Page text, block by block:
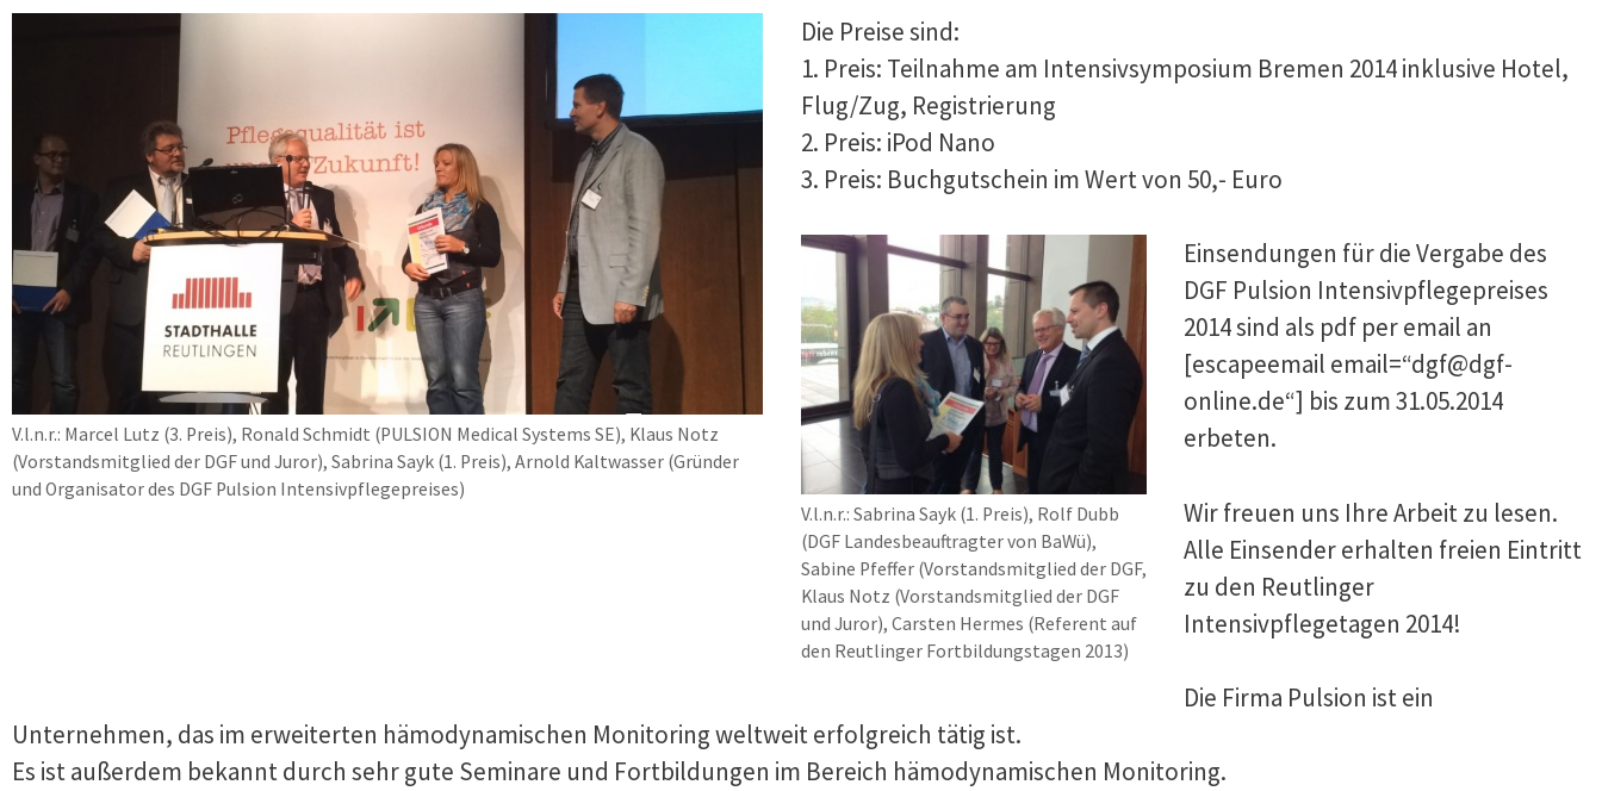
V.l.n.r.: Marcel Lutz (3. Preis), Ronald Schmidt (PULSION Medical Systems SE), Klaus Notz
(Vorstandsmitglied der DGF und Juror), Sabrina Sayk (1. Preis), Arnold Kaltwasser (Gründer
und Organisator des DGF Pulsion Intensivpflegepreises)
Die Preise sind:
1. Preis: Teilnahme am Intensivsymposium Bremen 2014 inklusive Hotel,
Flug/Zug, Registrierung
2. Preis: iPod Nano
3. Preis: Buchgutschein im Wert von 50,- Euro
V.l.n.r.: Sabrina Sayk (1. Preis), Rolf Dubb
(DGF Landesbeauftragter von BaWü),
Sabine Pfeffer (Vorstandsmitglied der DGF,
Klaus Notz (Vorstandsmitglied der DGF
und Juror), Carsten Hermes (Referent auf
den Reutlinger Fortbildungstagen 2013)
Einsendungen für die Vergabe des
DGF Pulsion Intensivpflegepreises
2014 sind als pdf per email an
[escapeemail email=“dgf@dgf-
online.de“] bis zum 31.05.2014
erbeten.
Wir freuen uns Ihre Arbeit zu lesen.
Alle Einsender erhalten freien Eintritt
zu den Reutlinger
Intensivpflegetagen 2014!
Die Firma Pulsion ist ein
Unternehmen, das im erweiterten hämodynamischen Monitoring weltweit erfolgreich tätig ist.
Es ist außerdem bekannt durch sehr gute Seminare und Fortbildungen im Bereich hämodynamischen Monitoring.